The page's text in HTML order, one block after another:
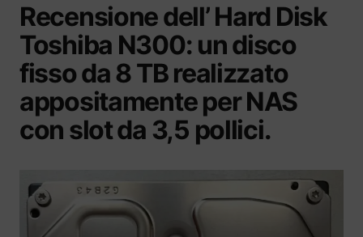
Recensione dell’ Hard Disk
Toshiba N300: un disco
fisso da 8 TB realizzato
appositamente per NAS
con slot da 3,5 pollici.